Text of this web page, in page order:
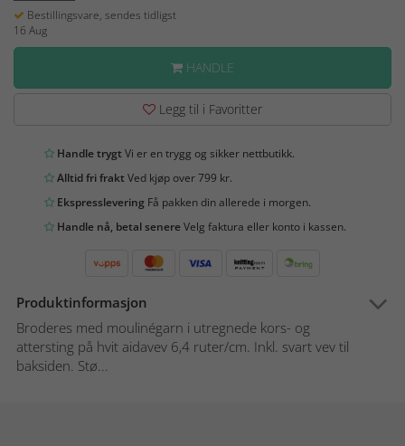
Bestillingsvare, sendes tidligst
16 Aug
HANDLE
Legg til i Favoritter
Handle trygtVi er en trygg og sikker nettbutikk.
Alltid fri fraktVed kjøp over 799 kr.
Ekspresslevering Få pakken din allerede i morgen.
Handle nå, betal senereVelg faktura eller konto i kassen.
Produktinformasjon
Broderes med moulinégarn i utregnede kors- og
attersting på hvit aidavev 6,4 ruter/cm. Inkl. svart vev til
baksiden. Stø...